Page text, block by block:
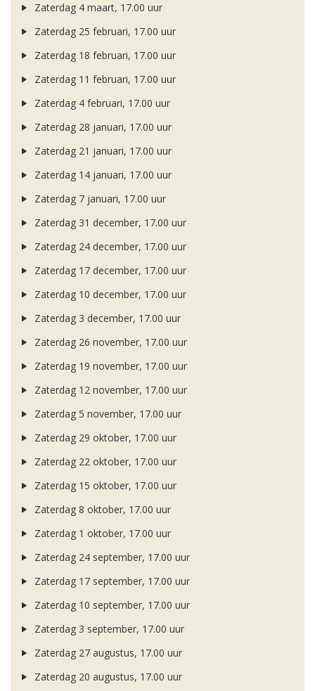
Zaterdag 4 maart, 17.00 uur
Zaterdag 25 februari, 17.00 uur
Zaterdag 18 februari, 17.00 uur
Zaterdag 11 februari, 17.00 uur
Zaterdag 4 februari, 17.00 uur
Zaterdag 28 januari, 17.00 uur
Zaterdag 21 januari, 17.00 uur
Zaterdag 14 januari, 17.00 uur
Zaterdag 7 januari, 17.00 uur
Zaterdag 31 december, 17.00 uur
Zaterdag 24 december, 17.00 uur
Zaterdag 17 december, 17.00 uur
Zaterdag 10 december, 17.00 uur
Zaterdag 3 december, 17.00 uur
Zaterdag 26 november, 17.00 uur
Zaterdag 19 november, 17.00 uur
Zaterdag 12 november, 17.00 uur
Zaterdag 5 november, 17.00 uur
Zaterdag 29 oktober, 17.00 uur
Zaterdag 22 oktober, 17.00 uur
Zaterdag 15 oktober, 17.00 uur
Zaterdag 8 oktober, 17.00 uur
Zaterdag 1 oktober, 17.00 uur
Zaterdag 24 september, 17.00 uur
Zaterdag 17 september, 17.00 uur
Zaterdag 10 september, 17.00 uur
Zaterdag 3 september, 17.00 uur
Zaterdag 27 augustus, 17.00 uur
Zaterdag 20 augustus, 17.00 uur